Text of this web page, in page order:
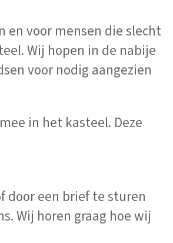
en voor mensen die slecht
Wij hopen in de nabije
voor nodig aangezien
in het kasteel. Deze
een brief te sturen
Wij horen graag hoe wij